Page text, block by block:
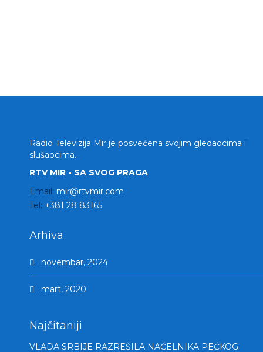
Radio Televizija Mir je posvećena svojim gledaocima i
slušaocima.
RTV MIR - SA SVOG PRAGA
Email: mir@rtvmir.com
Tel: +381 28 83165
Arhiva
novembar, 2024
mart, 2020
Najčitaniji
VLADA SRBIJE RAZREŠILA NAČELNIKA PEĆKOG